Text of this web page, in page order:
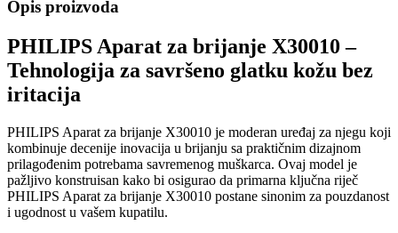
Opis proizvoda
PHILIPS Aparat za brijanje X30010 –
Tehnologija za savršeno glatku kožu bez
iritacija
PHILIPS Aparat za brijanje X30010 je moderan uređaj za njegu koji
kombinuje decenije inovacija u brijanju sa praktičnim dizajnom
prilagođenim potrebama savremenog muškarca. Ovaj model je
pažljivo konstruisan kako bi osigurao da primarna ključna riječ
PHILIPS Aparat za brijanje X30010 postane sinonim za pouzdanost
i ugodnost u vašem kupatilu.